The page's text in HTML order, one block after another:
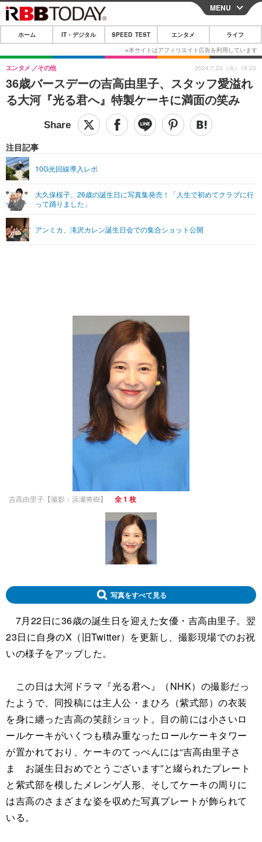
CLOSE
ホーム
IT・デジタル
IT・デジタルTOP スマートフォン
ショッピング その他
SPEED TEST
エンタメTOP 映画・ドラマ
グラビア
ショッピング その他
ライフTOP
その他
リリース一覧
プッシュ通知の停止方法
MENU
ホーム IT・デジタル SPEED TEST エンタメ ライフ
36歳バースデーの吉高由里子、スタッフ愛溢れ
る大河『光る君へ』特製ケーキに満面の笑み
エンタメ その他
注目記事
10G光回線導入レポ
大久保桜子、26歳の誕生日に写真集発売！「人生で初めてクラブに行
って踊りました」
アンミカ、滝沢カレン誕生日会での集合ショット公開
2024.7.23（火）19:23
吉高由里子【撮影：浜瀬将樹】 全 1 枚
写真をすべて見る
7月22日に36歳の誕生日を迎えた女優・吉高由里子。翌
23日に自身のX（旧Twitter）を更新し、撮影現場でのお祝
いの様子をアップした。
この日は大河ドラマ『光る君へ』（NHK）の撮影だっ
たようで、同投稿には主人公・まひろ（紫式部）の衣装
を身に纏った吉高の笑顔ショット。目の前には小さいロ
ールケーキがいくつも積み重なったロールケーキタワー
が置かれており、ケーキのてっぺんには“吉高由里子さ
ま お誕生日おめでとうございます”と綴られたプレート
と紫式部を模したメレンゲ人形、そしてケーキの周りに
は吉高のさまざまな姿を収めた写真プレートが飾られて
いる。